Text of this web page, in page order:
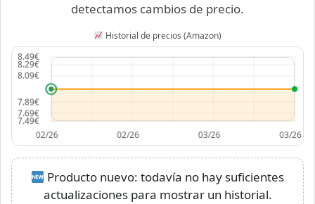
detectamos cambios de precio.
Historial de precios (Amazon)
Producto nuevo: todavía no hay suficientes
actualizaciones para mostrar un historial.